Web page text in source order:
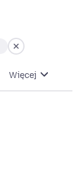
Więcej